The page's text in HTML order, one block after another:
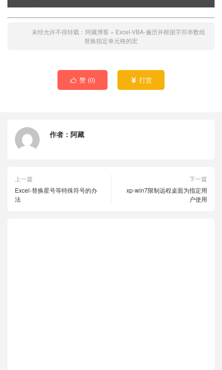
未经允许不得转载： 阿藏博客 » Excel-VBA-遍历并根据字符串数组
替换指定单元格的宏
 赞 (0)  打赏
作者： 阿藏
上一篇
Excel-替换星号等特殊符号的办
法
下一篇
xp-win7限制远程桌面为指定用
户使用